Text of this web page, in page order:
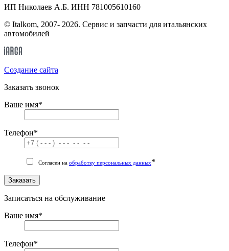
ИП Николаев А.Б. ИНН 781005610160
© Italkom, 2007- 2026. Сервис и запчасти для итальянских
автомобилей
Cоздание сайта
Заказать звонок
Ваше имя*
Телефон*
Согласен на обработку персональных данных*
Заказать
Записаться на обслуживание
Ваше имя*
Телефон*